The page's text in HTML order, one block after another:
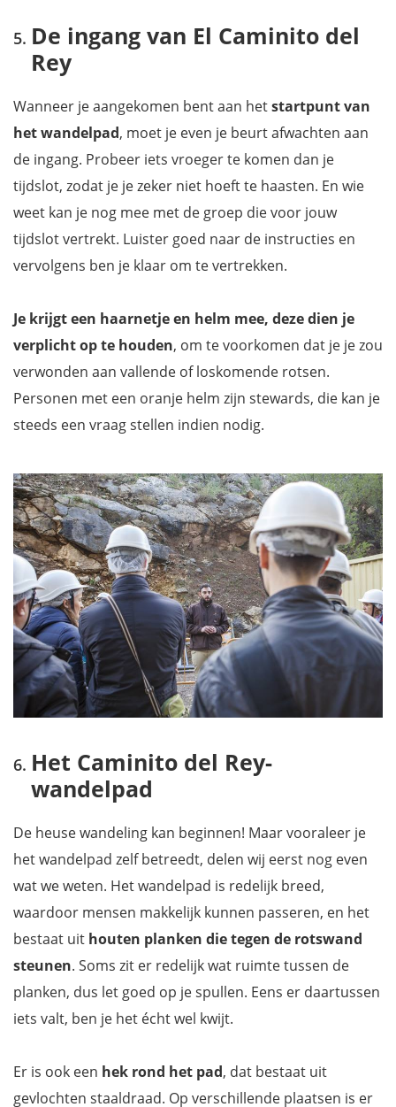
De ingang van El Caminito del
Rey
Wanneer je aangekomen bent aan hetstartpunt van
het wandelpad, moet je even je beurt afwachten aan
de ingang. Probeer iets vroeger te komen dan je
tijdslot, zodat je je zeker niet hoeft te haasten. En wie
weet kan je nog mee met de groep die voor jouw
tijdslot vertrekt. Luister goed naar de instructies en
vervolgens ben je klaar om te vertrekken.
Je krijgt een haarnetje en helm mee, deze dien je
verplicht op te houden, om te voorkomen dat je je zou
verwonden aan vallende of loskomende rotsen.
Personen met een oranje helm zijn stewards, die kan je
steeds een vraag stellen indien nodig.
Het Caminito del Rey-
wandelpad
De heuse wandeling kan beginnen! Maar vooraleer je
het wandelpad zelf betreedt, delen wij eerst nog even
wat we weten. Het wandelpad is redelijk breed,
waardoor mensen makkelijk kunnen passeren, en het
bestaat uit houten planken die tegen de rotswand
steunen. Soms zit er redelijk wat ruimte tussen de
planken, dus let goed op je spullen. Eens er daartussen
iets valt, ben je het écht wel kwijt.
Er is ook een hek rond het pad, dat bestaat uit
gevlochten staaldraad. Op verschillende plaatsen is er